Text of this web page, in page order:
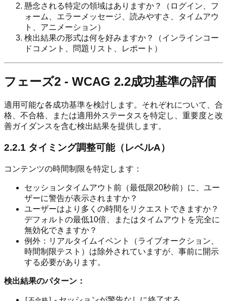
懸念される特定の領域はありますか？（ログイン、フ
ォーム、エラーメッセージ、読みやすさ、タイムアウ
ト、アニメーション）
検出結果の形式は何を好みますか？（インラインコー
ドコメント、問題リスト、レポート）
フェーズ2 - WCAG 2.2成功基準の評価
適用可能な各成功基準を検討します。それぞれについて、合
格、不合格、または適用外ステータスを特定し、重要度と改
善ガイダンスを含む検出結果を提供します。
2.2.1 タイミング調整可能（レベルA）
コンテンツの時間制限を特定します：
セッションタイムアウト前（最低限20秒前）に、ユー
ザーに警告が表示されますか？
ユーザーはより多くの時間をリクエストできますか？
デフォルトの最低10倍、またはタイムアウトを完全に
無効化できますか？
例外：リアルタイムイベント（ライブオークション、
時間制限テスト）は除外されていますが、事前に開示
する必要があります。
検出結果のパターン：